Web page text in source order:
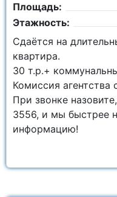
Площадь:
Этажность:
Сдаётся на
квартира.
30 т.р.+
Комиссия агентства
При звонке
3556, и мы быстрее
информацию!